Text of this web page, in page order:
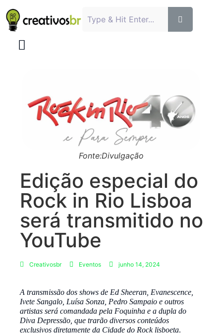
Fonte:Divulgação
Edição especial do
Rock in Rio Lisboa
será transmitido no
YouTube
Creativosbr Eventos junho 14, 2024
A transmissão dos shows de Ed Sheeran, Evanescence,
Ivete Sangalo, Luísa Sonza, Pedro Sampaio e outros
artistas será comandada pela Foquinha e a dupla do
Diva Depressão, que trarão diversos conteúdos
exclusivos diretamente da Cidade do Rock lisboeta.